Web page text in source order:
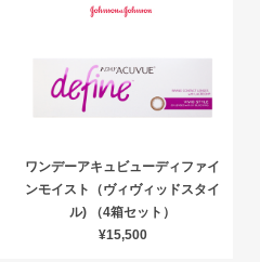
ワンデーアキュビューディファイ
ンモイスト（ヴィヴィッドスタイ
ル) （4箱セット）
¥15,500